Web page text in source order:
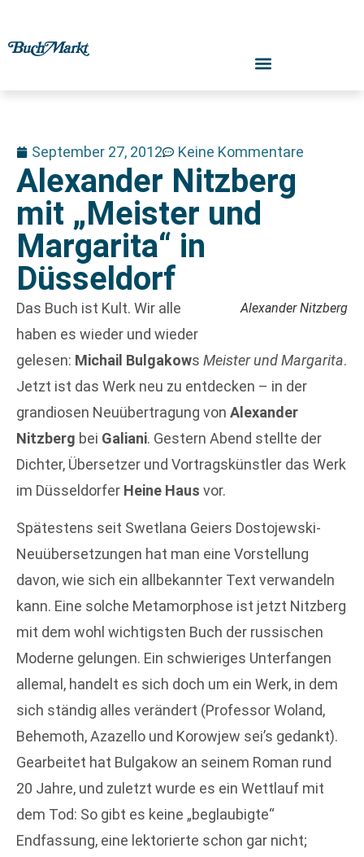
September 27, 2012 Keine Kommentare
Alexander Nitzberg
mit „Meister und
Margarita“ in
Düsseldorf
Alexander Nitzberg
Das Buch ist Kult. Wir alle
haben es wieder und wieder
gelesen: Michail Bulgakows Meister und Margarita.
Jetzt ist das Werk neu zu entdecken – in der
grandiosen Neuübertragung von Alexander
Nitzberg bei Galiani. Gestern Abend stellte der
Dichter, Übersetzer und Vortragskünstler das Werk
im Düsseldorfer Heine Haus vor.
Spätestens seit Swetlana Geiers Dostojewski-
Neuübersetzungen hat man eine Vorstellung
davon, wie sich ein allbekannter Text verwandeln
kann. Eine solche Metamorphose ist jetzt Nitzberg
mit dem wohl wichtigsten Buch der russischen
Moderne gelungen. Ein schwieriges Unterfangen
allemal, handelt es sich doch um ein Werk, in dem
sich ständig alles verändert (Professor Woland,
Behemoth, Azazello und Korowjew sei’s gedankt).
Gearbeitet hat Bulgakow an seinem Roman rund
20 Jahre, und zuletzt wurde es ein Wettlauf mit
dem Tod: So gibt es keine „beglaubigte“
Endfassung, eine lektorierte schon gar nicht;